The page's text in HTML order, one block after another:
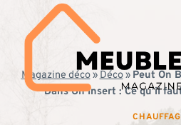
contenu
Magazine déco»Déco» Peut On
Dans Un Insert : Ce qu’il